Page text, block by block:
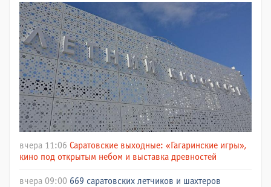
вчера 11:06 Саратовские выходные: «Гагаринские игры»,
кино под открытым небом и выставка древностей
вчера 09:00 669 саратовских летчиков и шахтеров